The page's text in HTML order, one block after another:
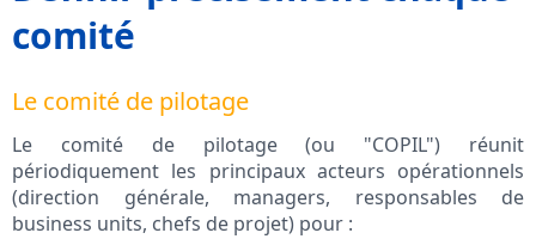
comité
Le comité de pilotage
Le comité de pilotage (ou "COPIL") réunit
périodiquement les principaux acteurs opérationnels
(direction générale, managers, responsables de
business units, chefs de projet) pour :